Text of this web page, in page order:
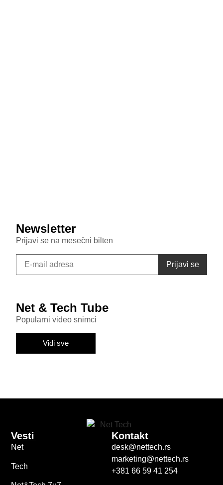
Newsletter
Prijavi se na mesečni bilten
Net & Tech Tube
Popularni video snimci
Vidi sve
Vesti
Net
Tech
Kontakt
desk@nettech.rs
marketing@nettech.rs
+381 66 59 41 254